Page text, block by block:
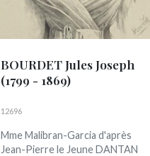
BOURDET Jules Joseph
(1799 - 1869)
12696
Mme Malibran-Garcia d'après
Jean-Pierre le Jeune DANTAN